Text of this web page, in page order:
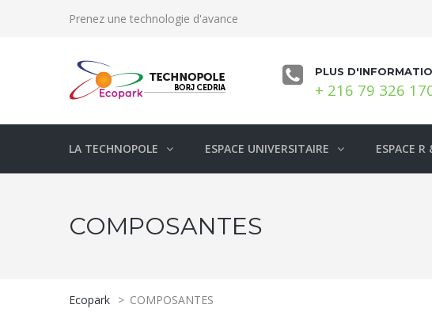
Prenez une technologie d'avance
PLUS
+ 216 79 326
LA TECHNOPOLE ESPACE UNIVERSITAIRE ESPACE R
COMPOSANTES
Ecopark > COMPOSANTES